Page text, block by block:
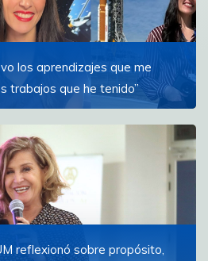
los aprendizajes que me
trabajos que he tenido”
del lanzamiento de Artemis
en rodear la luna
reflexionó sobre propósito,